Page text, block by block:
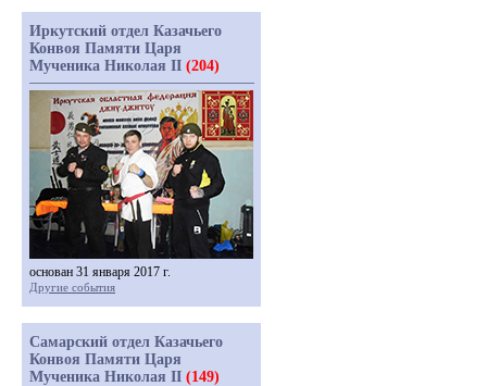
Иркутский отдел Казачьего
Конвоя Памяти Царя
Мученика Николая II (204)
основан 31 января 2017 г.
Другие события
Самарский отдел Казачьего
Конвоя Памяти Царя
Мученика Николая II (149)